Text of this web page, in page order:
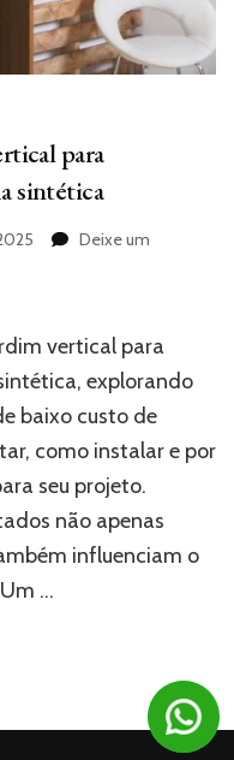
para
sintética
Deixe um
vertical para
explorando
baixo custo de
como instalar e por
seu projeto.
não apenas
influenciam o
…